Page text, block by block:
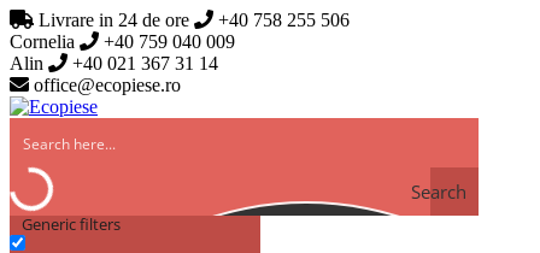
Livrare in 24 de ore
+40 758 255 506
Cornelia
+40 759 040 009
Alin
+40 021 367 31 14
office@ecopiese.ro
Search
Generic filters